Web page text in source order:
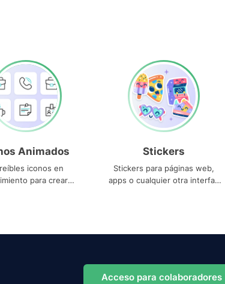
Animados
iconos en
para crear
Stickers
Stickers para páginas web,
apps o cualquier otra interfaz
Acceso para colaboradores